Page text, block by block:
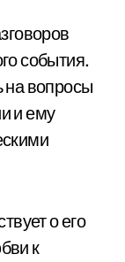
события.
на вопросы
и ему
о его
к